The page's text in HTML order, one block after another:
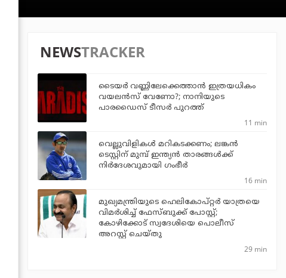
NEWSTRACKER
ടൈയര്‍ വണ്ണിലേക്കെത്താന്‍ ഇത്രയധികം
വയലന്‍സ് വേണോ?; നാനിയുടെ
പാരഡൈസ് ടീസര്‍ പുറത്ത്
11 min
വെല്ലുവിളികള്‍ മറികടക്കണം; ലങ്കന്‍
ടെസ്റ്റിന് മുമ്പ് ഇന്ത്യന്‍ താരങ്ങള്‍ക്ക്
നിര്‍ദേശവുമായി ഗംഭീര്‍
16 min
മുഖ്യമന്ത്രിയുടെ ഹെലികോപ്റ്റര്‍ യാത്രയെ
വിമര്‍ശിച്ച് ഫേസ്ബുക്ക് പോസ്റ്റ്;
കോഴിക്കോട് സ്വദേശിയെ പൊലീസ്
അറസ്റ്റ് ചെയ്തു
29 min